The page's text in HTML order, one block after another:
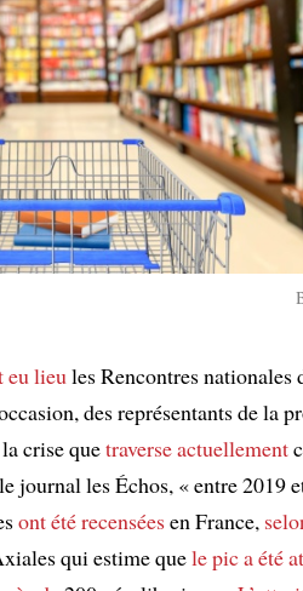
eu lieules Rencontres nationales
des représentants de la
crise quetraverse actuellement
le journal les Échos, « entre 2019
ont été recenséesen France,
qui estime quele pica été